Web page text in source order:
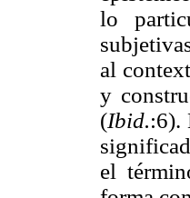
lo
al
y
(Ibid.:6).
el